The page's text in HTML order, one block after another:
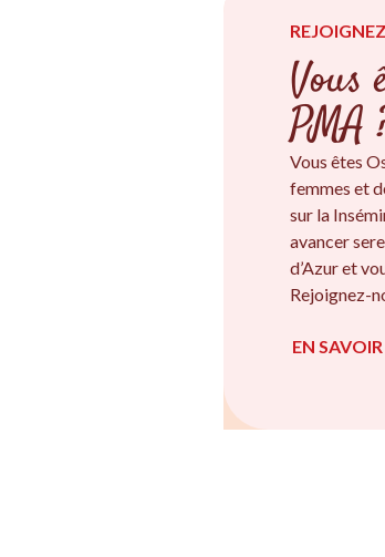
Vous
PMA
Vous êtes
femmes et
sur la
avancer
d’Azur et
Rejoignez-
EN